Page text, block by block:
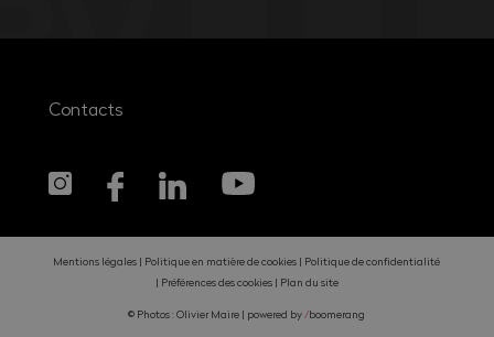
Contacts
Mentions légales Politique en matière de cookies
Politique de confidentialité
Préférences des cookies
Plan du site
© Photos : Olivier Maire | powered by/boomerang